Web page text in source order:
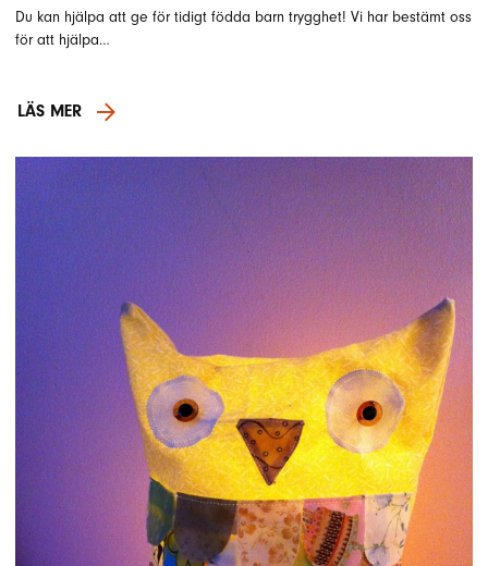
Du kan hjälpa att ge för tidigt födda barn trygghet! Vi har bestämt oss
för att hjälpa…
LÄS MER